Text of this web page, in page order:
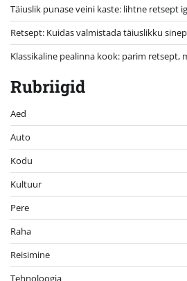
Täiuslik punase veini kaste: lihtne retsept
Retsept: Kuidas valmistada täiuslikku
Klassikaline pealinna kook: parim retsept,
Rubriigid
Aed
Auto
Kodu
Kultuur
Pere
Raha
Reisimine
Tehnoloogia